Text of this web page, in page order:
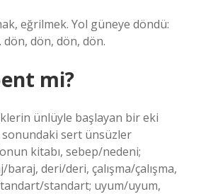
eğrilmek. Yol güneye döndü:
dön, dön, dön.
mi?
ünlüyle başlayan bir eki
sert ünsüzler
kitabı, sebep/nedeni;
deri/deri, çalışma/çalışma,
standart; uyum/uyum,